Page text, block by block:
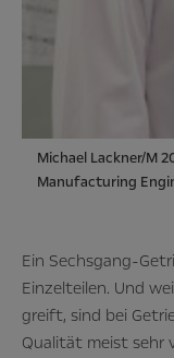
Michael Lackner/M
Manufacturing
Ein Sechsgang-
Einzelteilen. Und
greift, sind bei
Qualität meist sehr